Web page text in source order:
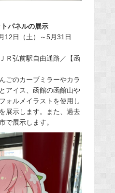
パネルの展示
12日（土）～5月31日
Ｒ弘前駅自由通路／【函
ごのカーブミラーやカラ
アイス、函館の函館山や
ォルメイラストを使用し
展示します。また、過去
で展示します。